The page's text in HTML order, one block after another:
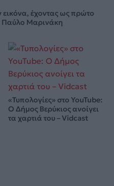
εικόνα, έχοντας ως πρώτο
Παύλο Μαρινάκη
«Τυπολογίες» στο YouTube:
Ο Δήμος Βερύκιος ανοίγει
τα χαρτιά του – Vidcast